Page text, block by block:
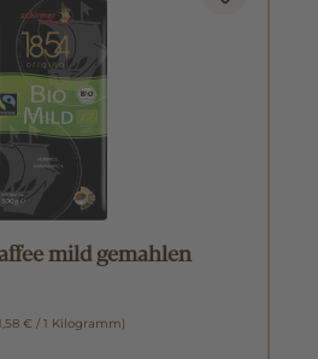
mild gemahlen
€ / 1 Kilogramm)